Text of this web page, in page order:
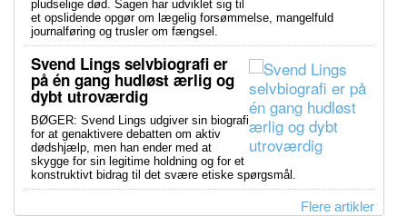
pludselige død. Sagen har udviklet sig til
et opslidende opgør om lægelig forsømmelse, mangelfuld
journalføring og trusler om fængsel.
Svend Lings selvbiografi er
på én gang hudløst ærlig og
dybt utroværdig
BØGER: Svend Lings udgiver sin biografi
for at genaktivere debatten om aktiv
dødshjælp, men han ender med at
skygge for sin legitime holdning og for et
konstruktivt bidrag til det svære etiske spørgsmål.
Flere artikler